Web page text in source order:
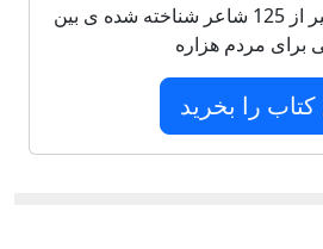
مجموعه شعر بی نظیر از 125 شاعر شناخته شده ی بین
برای مردم هزاره
کتاب را بخرید